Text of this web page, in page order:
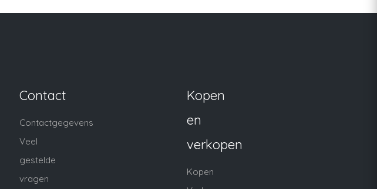
Contact
Contactgegevens
Veel
gestelde
vragen
Kopen
en
verkopen
Kopen